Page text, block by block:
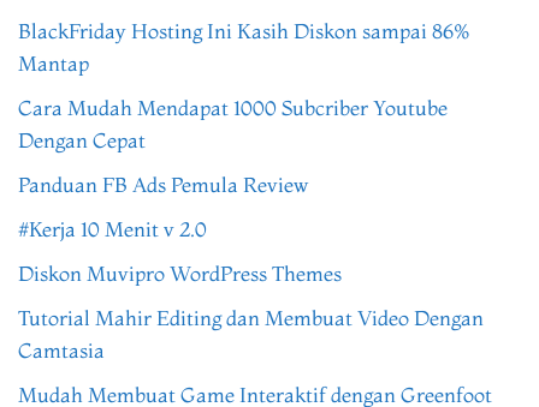
BlackFriday Hosting Ini Kasih Diskon sampai 86%
Mantap
Cara Mudah Mendapat 1000 Subcriber Youtube
Dengan Cepat
Panduan FB Ads Pemula Review
#Kerja 10 Menit v 2.0
Diskon Muvipro WordPress Themes
Tutorial Mahir Editing dan Membuat Video Dengan
Camtasia
Mudah Membuat Game Interaktif dengan Greenfoot